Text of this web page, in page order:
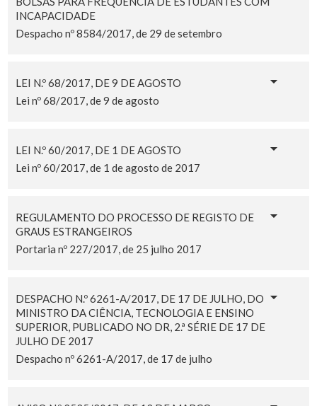
INCAPACIDADE
Despacho nº 8584/2017, de 29 de setembro
LEI N.º 68/2017, DE 9 DE AGOSTO
Lei nº 68/2017, de 9 de agosto
LEI N.º 60/2017, DE 1 DE AGOSTO
Lei nº 60/2017, de 1 de agosto de 2017
REGULAMENTO DO PROCESSO DE REGISTO DE
GRAUS ESTRANGEIROS
Portaria nº 227/2017, de 25 julho 2017
DESPACHO N.º 6261-A/2017, DE 17 DE JULHO, DO
MINISTRO DA CIÊNCIA, TECNOLOGIA E ENSINO
SUPERIOR, PUBLICADO NO DR, 2.ª SÉRIE DE 17 DE
JULHO DE 2017
Despacho nº 6261-A/2017, de 17 de julho